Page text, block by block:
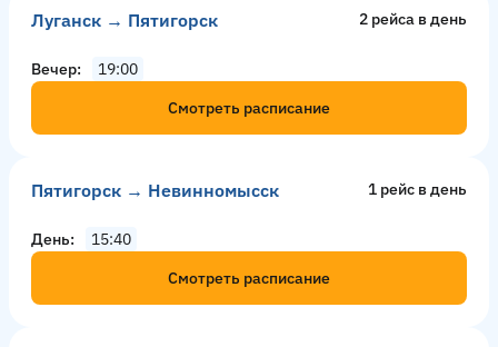
Луганск → Пятигорск 2 рейсa в день
Вечер
19:00
Смотреть расписание
Пятигорск → Невинномысск 1 рейс в день
День
15:40
Смотреть расписание